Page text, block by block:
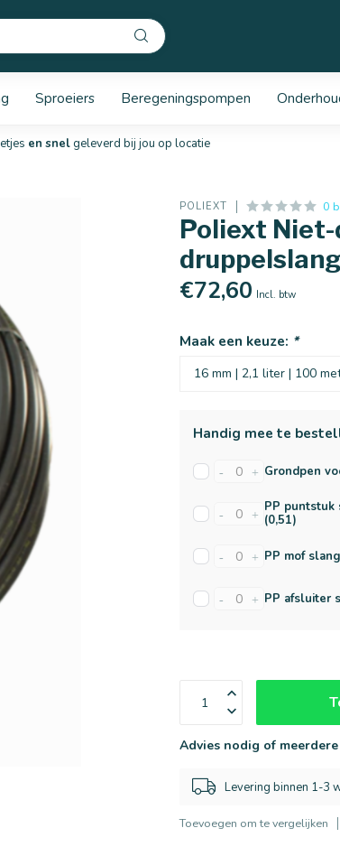
Sproeiers Beregeningspompen
en snelgeleverd bij jou op locatie
POLIEXT 0
Poliext
€72,60 Incl. btw
Maak een keuze: *
Handig mee te
- + Grondpen
- + PP
(0,51)
- + PP mof
- + PP afsluiter
Advies nodig of
Levering binnen 1-3
Toevoegen om te vergelijken